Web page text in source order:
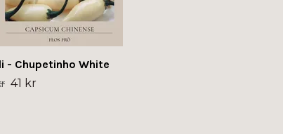
- Chupetinho White
41 kr